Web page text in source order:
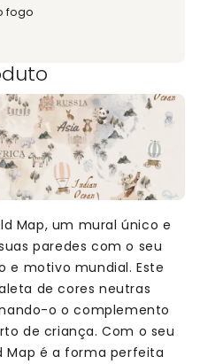
fogo
Map, um mural único e
paredes com o seu
e motivo mundial. Este
de cores neutras
o o complemento
de criança. Com o seu
Map é a forma perfeita